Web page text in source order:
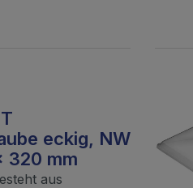
eckig, NW
320 mm
aus